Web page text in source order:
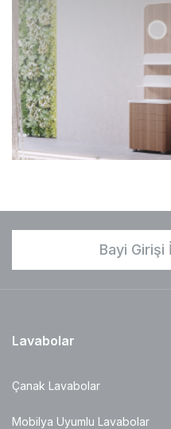
Bayi Girişi
Lavabolar
Çanak Lavabolar
Mobilya Uyumlu Lavabolar